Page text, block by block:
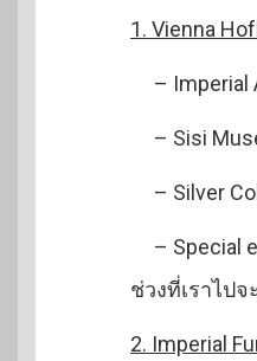
1. Vienna
– Imperial
– Sisi
– Silver
– Special
ช่วงที่เราไปจ
2. Imperial